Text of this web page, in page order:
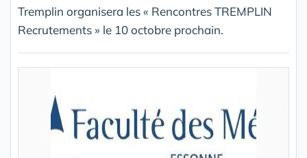
Tremplin organisera les « Rencontres TREMPLIN
Recrutements » le 10 octobre prochain.